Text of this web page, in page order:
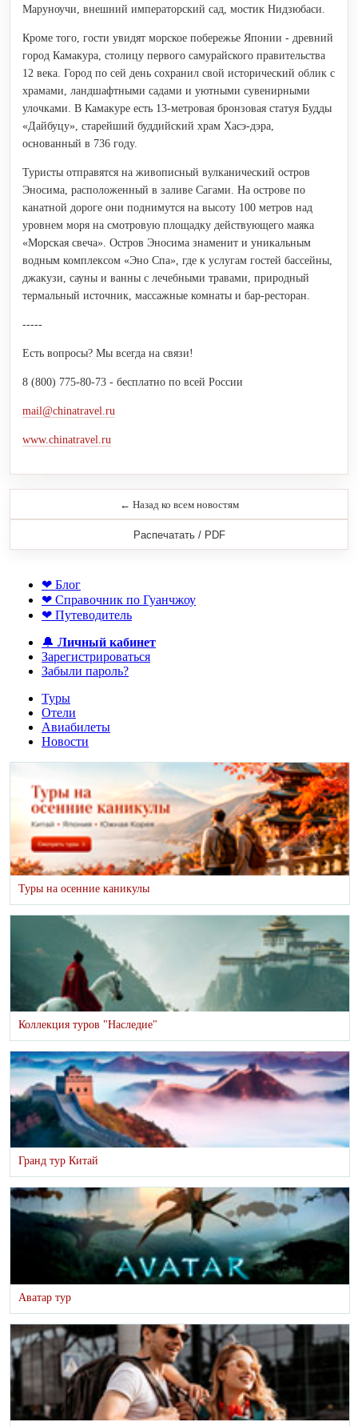
Маруноучи, внешний императорский сад, мостик Нидзюбаси.
Кроме того, гости увидят морское побережье Японии - древний
город Камакура, столицу первого самурайского правительства
12 века. Город по сей день сохранил свой исторический облик с
храмами, ландшафтными садами и уютными сувенирными
улочками. В Камакуре есть 13-метровая бронзовая статуя Будды
«Дайбуцу», старейший буддийский храм Хасэ-дэра,
основанный в 736 году.
Туристы отправятся на живописный вулканический остров
Эносима, расположенный в заливе Сагами. На острове по
канатной дороге они поднимутся на высоту 100 метров над
уровнем моря на смотровую площадку действующего маяка
«Морская свеча». Остров Эносима знаменит и уникальным
водным комплексом «Эно Спа», где к услугам гостей бассейны,
джакузи, сауны и ванны с лечебными травами, природный
термальный источник, массажные комнаты и бар-ресторан.
-----
Есть вопросы? Мы всегда на связи!
8 (800) 775-80-73 - бесплатно по всей России
mail@chinatravel.ru
www.chinatravel.ru
← Назад ко всем новостям
Распечатать / PDF
❤ Блог
❤ Справочник по Гуанчжоу
❤ Путеводитель
🔔 Личный кабинет
Зарегистрироваться
Забыли пароль?
Туры
Отели
Авиабилеты
Новости
Туры на осенние каникулы
Коллекция туров "Наследие"
Гранд тур Китай
Аватар тур